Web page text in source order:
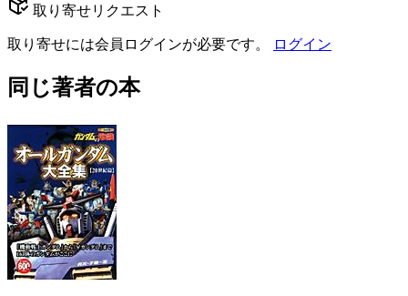
取り寄せリクエスト
取り寄せには会員ログインが必要です。 ログイン
同じ著者の本